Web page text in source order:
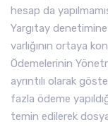
hesap da
Yargıtay
varlığının ortaya
Ödemelerinin
ayrıntılı olarak
fazla ödeme
temin edilerek